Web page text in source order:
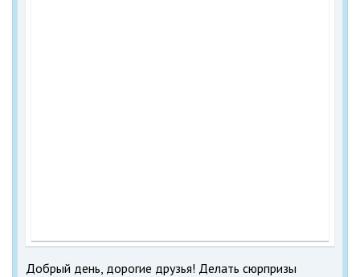
Добрый день, дорогие друзья! Делать сюрпризы